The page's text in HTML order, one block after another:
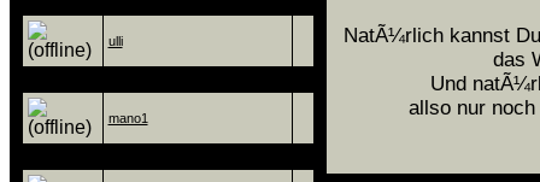
ulli
mano1
NatÃ¼rlich kannst
das
Und
allso nur